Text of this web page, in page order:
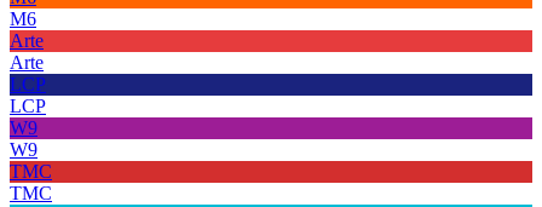
M6
Arte
Arte
LCP
LCP
W9
W9
TMC
TMC